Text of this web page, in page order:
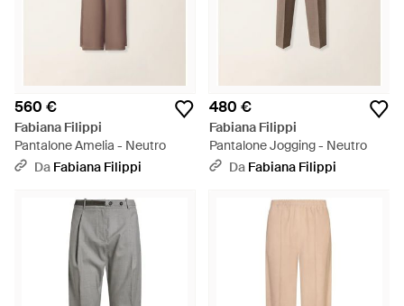
560 €
Fabiana Filippi
Pantalone Amelia - Neutro
Da Fabiana Filippi
480 €
Fabiana Filippi
Pantalone Jogging - Neutro
Da Fabiana Filippi